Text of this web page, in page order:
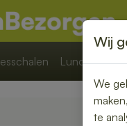
Wij
We
te